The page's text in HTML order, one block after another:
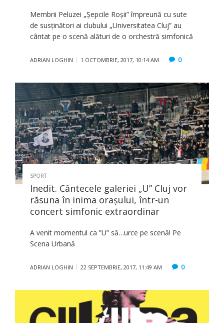
Membrii Peluzei „Şepcile Roşii” împreună cu sute
de susţinători ai clubului „Universitatea Cluj” au
cântat pe o scenă alături de o orchestră simfonică
ADRIAN LOGHIN 1 OCTOMBRIE, 2017, 10:14 AM 0
SPORT
Inedit. Cântecele galeriei „U” Cluj vor
răsuna în inima orașului, într-un
concert simfonic extraordinar
A venit momentul ca ”U” să…urce pe scenă! Pe
Scena Urbană
ADRIAN LOGHIN 22 SEPTEMBRIE, 2017, 11:49 AM 0